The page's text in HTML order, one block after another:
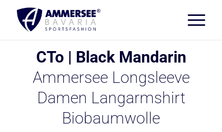
CTo | Black Mandarin
Ammersee Longsleeve
Damen Langarmshirt
Biobaumwolle